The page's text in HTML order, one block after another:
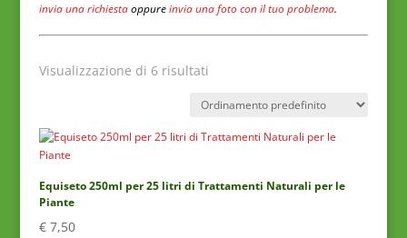
invia una richiestaoppureinvia una foto con il tuo problema.
Visualizzazione di 6 risultati
Equiseto 250ml per 25 litri di Trattamenti Naturali per le
Piante
€7,50